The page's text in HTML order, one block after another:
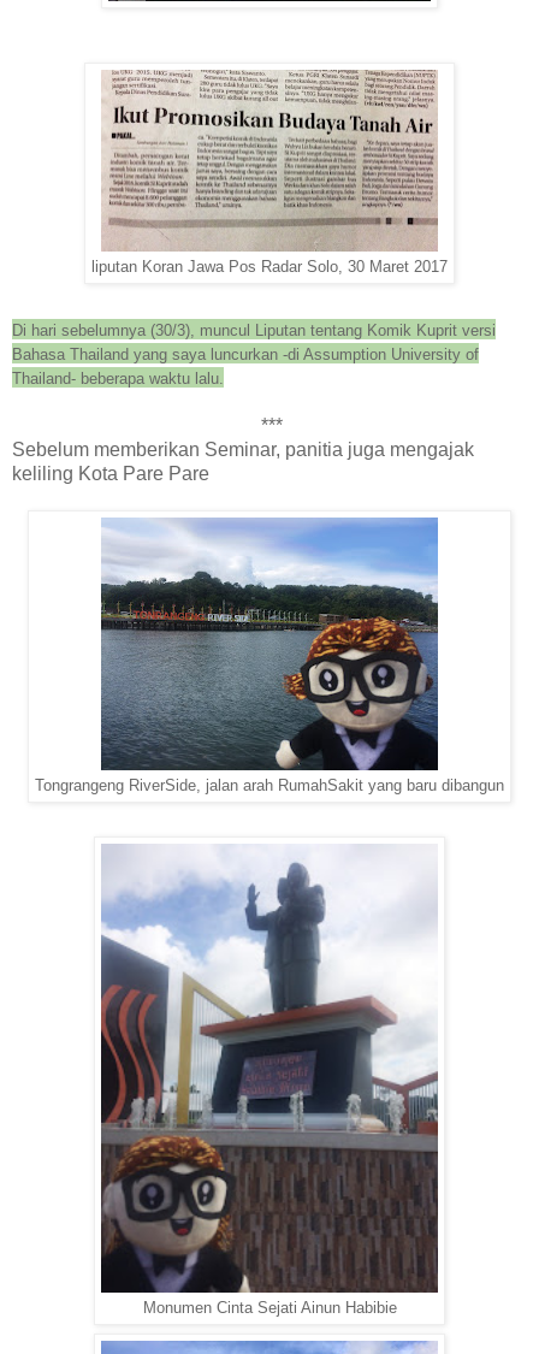
liputan Koran Jawa Pos Radar Solo, 30 Maret 2017
Di hari sebelumnya (30/3), muncul Liputan tentang Komik Kuprit versi
Bahasa Thailand yang saya luncurkan -di Assumption University of
Thailand- beberapa waktu lalu.
***
Sebelum memberikan Seminar, panitia juga mengajak
keliling Kota Pare Pare
Tongrangeng RiverSide, jalan arah RumahSakit yang baru dibangun
Monumen Cinta Sejati Ainun Habibie